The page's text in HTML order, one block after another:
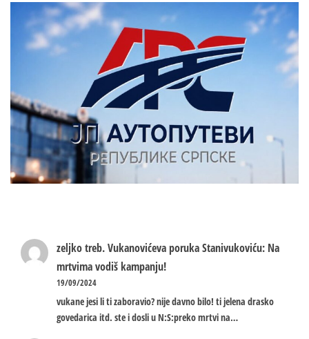
zeljko treb.Vukanovićeva poruka Stanivukoviću: Na
mrtvima vodiš kampanju!
19/09/2024
vukane jesi li ti zaboravio? nije davno bilo! ti jelena drasko
govedarica itd. ste i dosli u N:S:preko mrtvi na…